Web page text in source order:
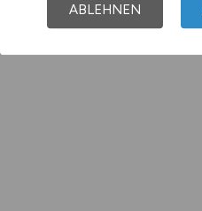
ABLEHNEN